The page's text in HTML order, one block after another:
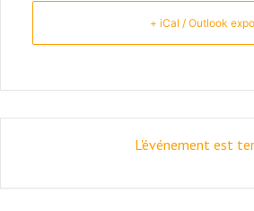
+ iCal / Outlook
L'événement est